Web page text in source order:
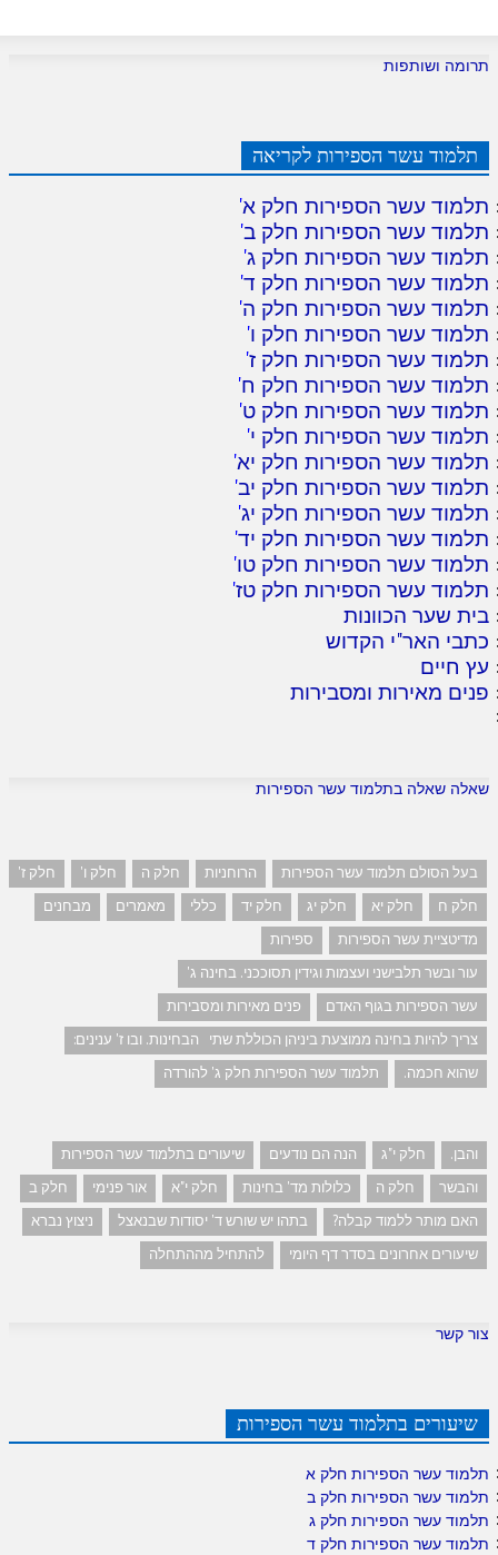
תרומה ושותפות
תלמוד עשר הספירות לקריאה
תלמוד עשר הספירות חלק א'
תלמוד עשר הספירות חלק ב'
תלמוד עשר הספירות חלק ג'
תלמוד עשר הספירות חלק ד'
תלמוד עשר הספירות חלק ה'
תלמוד עשר הספירות חלק ו'
תלמוד עשר הספירות חלק ז'
תלמוד עשר הספירות חלק ח'
תלמוד עשר הספירות חלק ט'
תלמוד עשר הספירות חלק י'
תלמוד עשר הספירות חלק יא'
תלמוד עשר הספירות חלק יב'
תלמוד עשר הספירות חלק יג'
תלמוד עשר הספירות חלק יד'
תלמוד עשר הספירות חלק טו'
תלמוד עשר הספירות חלק טז'
בית שער הכוונות
כתבי האר"י הקדוש
עץ חיים
פנים מאירות ומסבירות
שאלה שאלה בתלמוד עשר הספירות
בעל הסולם תלמוד עשר הספירות הרוחניות חלק ה חלק ו'
חלק ז'
חלק ח
חלק יא חלק יג חלק יד כללי מאמרים
מבחנים
מדיטציית עשר הספירות
ספירות
עור ובשר תלבישני ועצמות וגידין תסוככני. בחינה ג'
עשר הספירות בגוף האדם
פנים מאירות ומסבירות
צריך להיות בחינה ממוצעת ביניהן הכוללת שתי הבחינות. ובו ז' ענינים:
שהוא חכמה.
תלמוד עשר הספירות חלק ג' להורדה
והבן. חלק י"ג הנה הם נודעים
שיעורים בתלמוד עשר הספירות
והבשר
חלק ה כלולות מד' בחינות חלק י"א אור פנימי
חלק ב
האם מותר ללמוד קבלה?
בתהו יש שורש ד' יסודות שבנאצל
ניצוץ נברא
שיעורים אחרונים בסדר דף היומי
להתחיל מההתחלה
צור קשר
שיעורים בתלמוד עשר הספירות
תלמוד עשר הספירות חלק א
תלמוד עשר הספירות חלק ב
תלמוד עשר הספירות חלק ג
תלמוד עשר הספירות חלק ד